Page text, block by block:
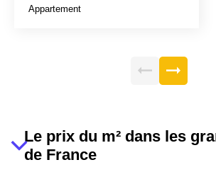
Appartement
Le prix du m² dans les
de France